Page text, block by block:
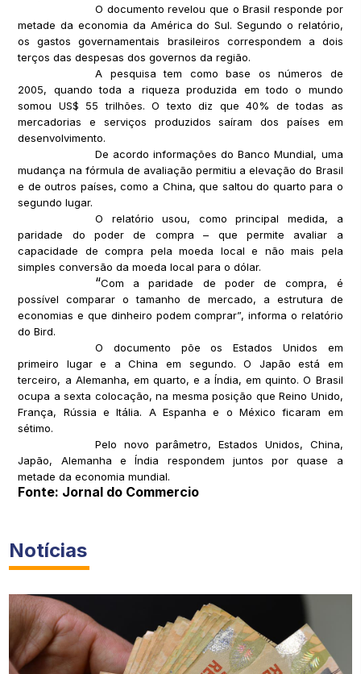
O documento revelou que o Brasil responde por
metade da economia da América do Sul. Segundo o relatório,
os gastos governamentais brasileiros correspondem a dois
terços das despesas dos governos da região.
A pesquisa tem como base os números de
2005, quando toda a riqueza produzida em todo o mundo
somou US$ 55 trilhões. O texto diz que 40% de todas as
mercadorias e serviços produzidos saíram dos países em
desenvolvimento.
De acordo informações do Banco Mundial, uma
mudança na fórmula de avaliação permitiu a elevação do Brasil
e de outros países, como a China, que saltou do quarto para o
segundo lugar.
O relatório usou, como principal medida, a
paridade do poder de compra – que permite avaliar a
capacidade de compra pela moeda local e não mais pela
simples conversão da moeda local para o dólar.
“Com a paridade de poder de compra, é
possível comparar o tamanho de mercado, a estrutura de
economias e que dinheiro podem comprar”, informa o relatório
do Bird.
O documento põe os Estados Unidos em
primeiro lugar e a China em segundo. O Japão está em
terceiro, a Alemanha, em quarto, e a Índia, em quinto. O Brasil
ocupa a sexta colocação, na mesma posição que Reino Unido,
França, Rússia e Itália. A Espanha e o México ficaram em
sétimo.
Pelo novo parâmetro, Estados Unidos, China,
Japão, Alemanha e Índia respondem juntos por quase a
metade da economia mundial.
Fonte: Jornal do Commercio
Notícias